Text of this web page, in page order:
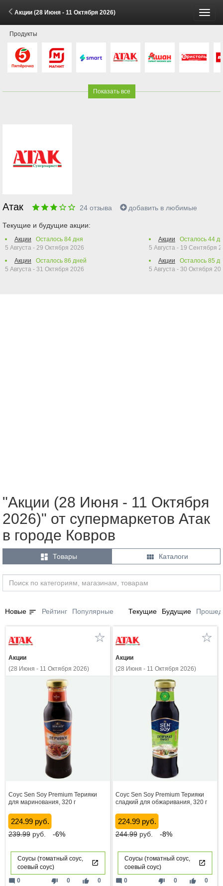
Акции (28 Июня - 11 Октября 2026)
Продукты
Показать все
Атак 24 отзыва добавить в любимые
Текущие и будущие акции:
Акции Осталось 84 дня
5 Августа - 29 Октября 2026
Акции
Осталось 86 дней
5 Августа - 31 Октября 2026
Акции Осталось 44
5 Августа - 19 Сентября
Акции
Осталось 85
5 Августа - 30 Октября
"Акции (28 Июня - 11 Октября
2026)" от супермаркетов Атак
в городе Ковров
 Товары  Каталоги
Новые sort Рейтинг Популярные Текущие Будущие
Акции
(28 Июня - 11 Октября 2026)
Соус Sen Soy Premium Терияки
для маринования, 320 г
224.99 руб.
239.99руб. -6%
Соусы (томатный соус,
соевый соус)
thumb_down 0 thumb_up 0
mode_comment 0
Акции
(28 Июня - 11 Октября 2026)
Соус Sen Soy Premium Терияки
сладкий для обжаривания, 320 г
224.99 руб.
244.99руб. -8%
Соусы (томатный соус,
соевый соус)
thumb_down 0 thumb_up 0
mode_comment 0